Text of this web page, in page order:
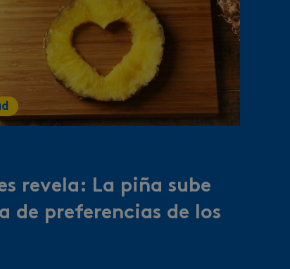
revela: La piña sube
de preferencias de los